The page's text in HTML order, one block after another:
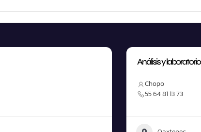
Análisis y laboratorio
Chopo
55 64 81 13 73